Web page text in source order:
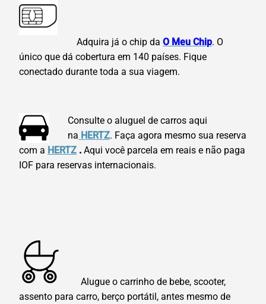
Adquira já o chip da O Meu Chip. O
único que dá cobertura em 140 países. Fique
conectado durante toda a sua viagem.
Consulte o aluguel de carros aqui
na HERTZ. Faça agora mesmo sua reserva
com a HERTZ . Aqui você parcela em reais e não paga
IOF para reservas internacionais.
Alugue o carrinho de bebe, scooter,
assento para carro, berço portátil, antes mesmo de